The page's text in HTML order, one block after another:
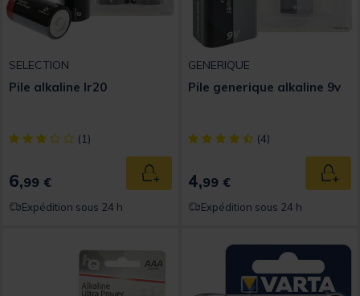
SELECTION
Pile alkaline lr20
[object Object] out of 5 Customer Rating
(1)
6,99 € Ajouter au panier
Expédition sous 24 h
GENERIQUE
Pile generique alkaline 9v
[object Object] out of 5
(4)
4,99 €
Expédition sous 24 h